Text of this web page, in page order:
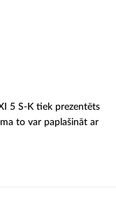
5 S-K tiek prezentēts
to var paplašināt ar